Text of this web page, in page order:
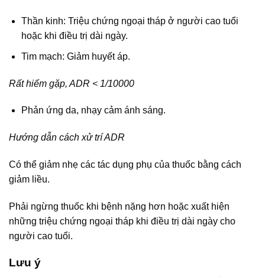
Thần kinh: Triệu chứng ngoại tháp ở người cao tuổi
hoặc khi điều trị dài ngày.
Tim mạch: Giảm huyết áp.
Rất hiếm gặp, ADR < 1/10000
Phản ứng da, nhạy cảm ánh sáng.
Hướng dẫn cách xử trí ADR
Có thể giảm nhẹ các tác dụng phụ của thuốc bằng cách
giảm liều.
Phải ngừng thuốc khi bệnh nặng hơn hoặc xuất hiện
những triệu chứng ngoại tháp khi điều trị dài ngày cho
người cao tuổi.
Lưu ý